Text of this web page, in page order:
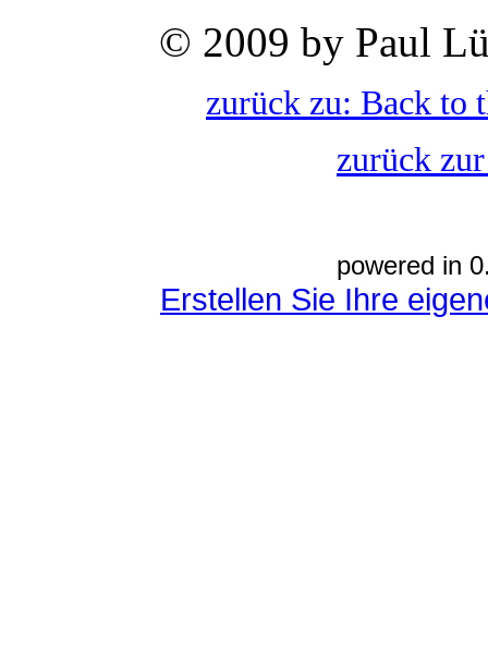
© 2009 by Paul
zurück zu: Back to
zurück
powered in
Erstellen Sie Ihre